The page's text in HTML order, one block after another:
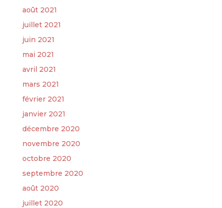
août 2021
juillet 2021
juin 2021
mai 2021
avril 2021
mars 2021
février 2021
janvier 2021
décembre 2020
novembre 2020
octobre 2020
septembre 2020
août 2020
juillet 2020